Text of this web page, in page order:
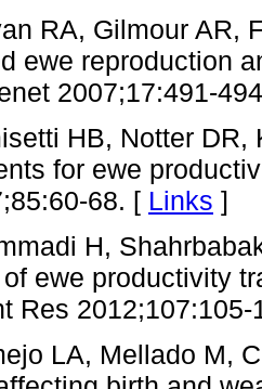
RA, Gilmour AR,
ewe reproduction
2007;17:491-
HB, Notter
for ewe
68. [ Links ]
H,
ewe productivity
Res
LA, Mellado M,